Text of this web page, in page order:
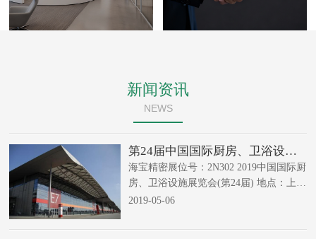
新闻资讯
NEWS
第24届中国国际厨房、卫浴设施
展览会专利
海宝精密展位号：2N302 2019中国国际厨
房、卫浴设施展览会(第24届) 地点：上海
新国际博览中心 时间： 2019年5月27 - 30
2019-05-06